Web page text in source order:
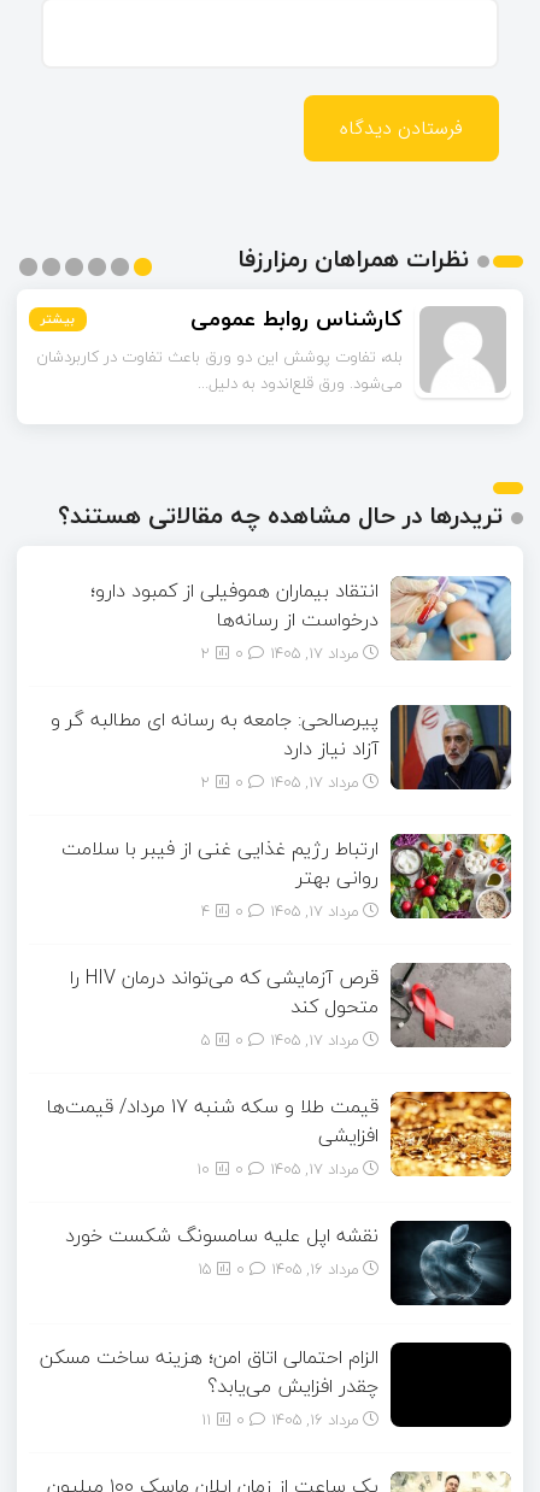
نظرات همراهان رمزارزفا
بیشتر اسماعیل زاده بیشتر
تا قبل از خوندن این مقاله فکر می‌کردم ورق قلع‌اندود
همون ورق گالوانیزه است. تفاو...
بیشتر
بیشتر
بیشتر
بیشتر
تریدرها در حال مشاهده چه مقالاتی هستند؟
انتقاد بیماران هموفیلی از کمبود دارو؛
درخواست از رسانه‌ها
مرداد ۱۷, ۱۴۰۵ 2
پیرصالحی: جامعه به رسانه ای مطالبه گر و
آزاد نیاز دارد
مرداد ۱۷, ۱۴۰۵ 2
ارتباط رژیم غذایی غنی از فیبر با سلامت
روانی بهتر
مرداد ۱۷, ۱۴۰۵ 4
قرص آزمایشی که می‌تواند درمان HIV را
متحول کند
مرداد ۱۷, ۱۴۰۵ 5
قیمت طلا و سکه شنبه 17 مرداد/ قیمت‌ها
افزایشی
مرداد ۱۷, ۱۴۰۵ 10
نقشه اپل علیه سامسونگ شکست خورد
مرداد ۱۶, ۱۴۰۵ 15
الزام احتمالی اتاق امن؛ هزینه ساخت مسکن
چقدر افزایش می‌یابد؟
مرداد ۱۶, ۱۴۰۵ 11